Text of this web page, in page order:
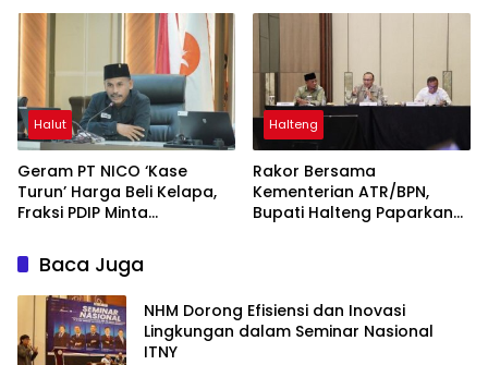
untuk Menopang
Halut
Geram PT NICO ‘Kase
Turun’ Harga Beli Kelapa,
Fraksi PDIP Minta
Sambutan Mentan
Halteng
Rakor Bersama
Kementerian ATR/BPN,
Bupati Halteng Paparkan
Baca Juga
NHM Dorong Efisiensi dan Inovasi
Lingkungan dalam Seminar Nasional
ITNY